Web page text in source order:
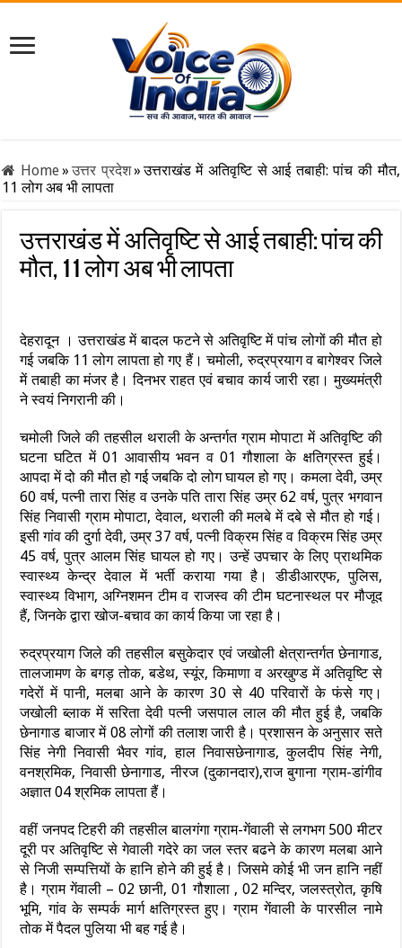
Home» उत्तर प्रदेश»उत्तराखंड में अतिवृष्टि से आई तबाही: पांच की मौत,
11 लोग अब भी लापता
उत्तराखंड में अतिवृष्टि से आई तबाही: पांच की
मौत, 11 लोग अब भी लापता
देहरादून । उत्तराखंड में बादल फटने से अतिवृष्टि में पांच लोगों की मौत हो
गई जबकि 11 लोग लापता हो गए हैं। चमोली, रुद्रप्रयाग व बागेश्वर जिले
में तबाही का मंजर है। दिनभर राहत एवं बचाव कार्य जारी रहा। मुख्यमंत्री
ने स्वयं निगरानी की।
चमोली जिले की तहसील थराली के अन्तर्गत ग्राम मोपाटा में अतिवृष्टि की
घटना घटित में 01 आवासीय भवन व 01 गौशाला के क्षतिग्रस्त हुई।
आपदा में दो की मौत हो गई जबकि दो लोग घायल हो गए। कमला देवी, उम्र
60 वर्ष, पत्नी तारा सिंह व उनके पति तारा सिंह उम्र 62 वर्ष, पुत्र भगवान
सिंह निवासी ग्राम मोपाटा, देवाल, थराली की मलबे में दबे से मौत हो गई।
इसी गांव की दुर्गा देवी, उम्र 37 वर्ष, पत्नी विक्रम सिंह व विक्रम सिंह उम्र
45 वर्ष, पुत्र आलम सिंह घायल हो गए। उन्हें उपचार के लिए प्राथमिक
स्वास्थ्य केन्द्र देवाल में भर्ती कराया गया है। डीडीआरएफ, पुलिस,
स्वास्थ्य विभाग, अग्निशमन टीम व राजस्व की टीम घटनास्थल पर मौजूद
हैं, जिनके द्वारा खोज-बचाव का कार्य किया जा रहा है।
रुद्रप्रयाग जिले की तहसील बसुकेदार एवं जखोली क्षेत्रान्तर्गत छेनागाड,
तालजामण के बगड़ तोक, बडेथ, स्यूंर, किमाणा व अरखुण्ड में अतिवृष्टि से
गदेरों में पानी, मलबा आने के कारण 30 से 40 परिवारों के फंसे गए।
जखोली ब्लाक में सरिता देवी पत्नी जसपाल लाल की मौत हुई है, जबकि
छेनागाड बाजार में 08 लोगों की तलाश जारी है। प्रशासन के अनुसार सते
सिंह नेगी निवासी भैवर गांव, हाल निवासछेनागाड, कुलदीप सिंह नेगी,
वनश्रमिक, निवासी छेनागाड, नीरज (दुकानदार),राज बुगाना ग्राम-डांगीव
अज्ञात 04 श्रमिक लापता हैं।
वहीं जनपद टिहरी की तहसील बालगंगा ग्राम-गेंवाली से लगभग 500 मीटर
दूरी पर अतिवृष्टि से गेवाली गदेरे का जल स्तर बढने के कारण मलबा आने
से निजी सम्पत्तियों के हानि होने की हुई है। जिसमे कोई भी जन हानि नहीं
है। ग्राम गेंवाली – 02 छानी, 01 गौशाला , 02 मन्दिर, जलस्त्रोत, कृषि
भूमि, गांव के सम्पर्क मार्ग क्षतिग्रस्त हुए। ग्राम गेंवाली के पारसील नामे
तोक में पैदल पुलिया भी बह गई है।